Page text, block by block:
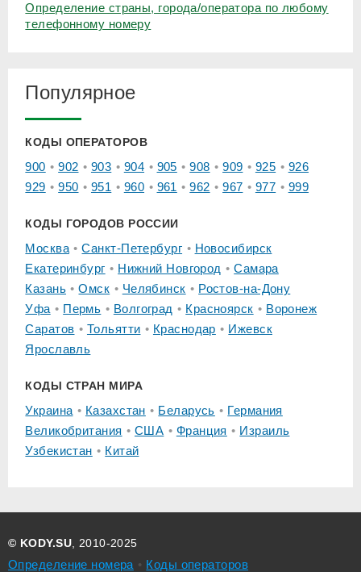
Определение страны, города/оператора по любому
телефонному номеру
Популярное
КОДЫ ОПЕРАТОРОВ
900 902 903 904 905 908 909 925
926
929
950 951 960 961 962 967 977 999
КОДЫ ГОРОДОВ РОССИИ
Москва Санкт-Петербург
Новосибирск
Екатеринбург
Нижний Новгород
Самара
Казань
Омск Челябинск
Ростов-на-Дону
Уфа
Пермь Волгоград Красноярск
Воронеж
Саратов
Тольятти Краснодар
Ижевск
Ярославль
КОДЫ СТРАН МИРА
Украина Казахстан Беларусь
Германия
Великобритания
США Франция
Израиль
Узбекистан
Китай
© KODY.SU, 2010-2025
Определение номера Коды операторов